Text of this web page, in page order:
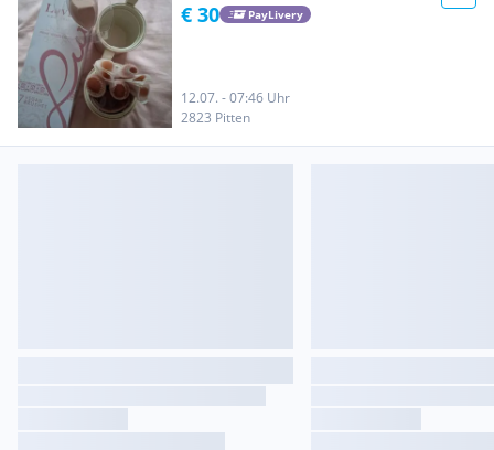
€ 30 PayLivery
12.07. - 07:46 Uhr
2823 Pitten